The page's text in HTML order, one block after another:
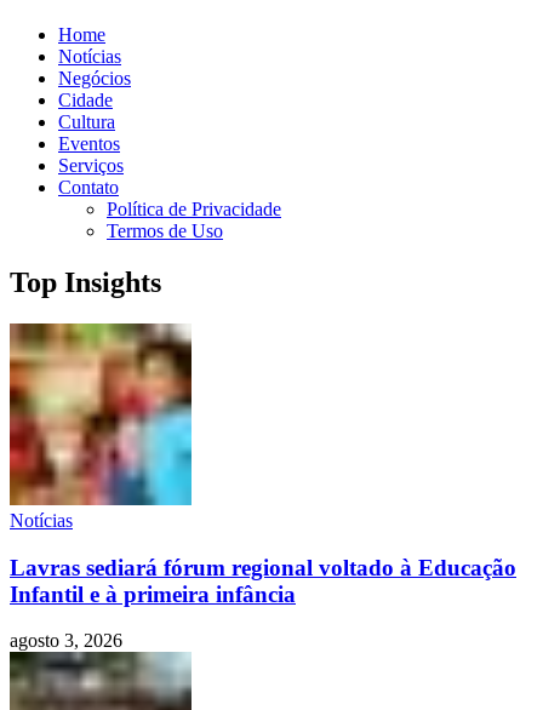
Home
Notícias
Negócios
Cidade
Cultura
Eventos
Serviços
Contato
Política de Privacidade
Termos de Uso
Top Insights
Notícias
Lavras sediará fórum regional voltado à Educação
Infantil e à primeira infância
agosto 3, 2026